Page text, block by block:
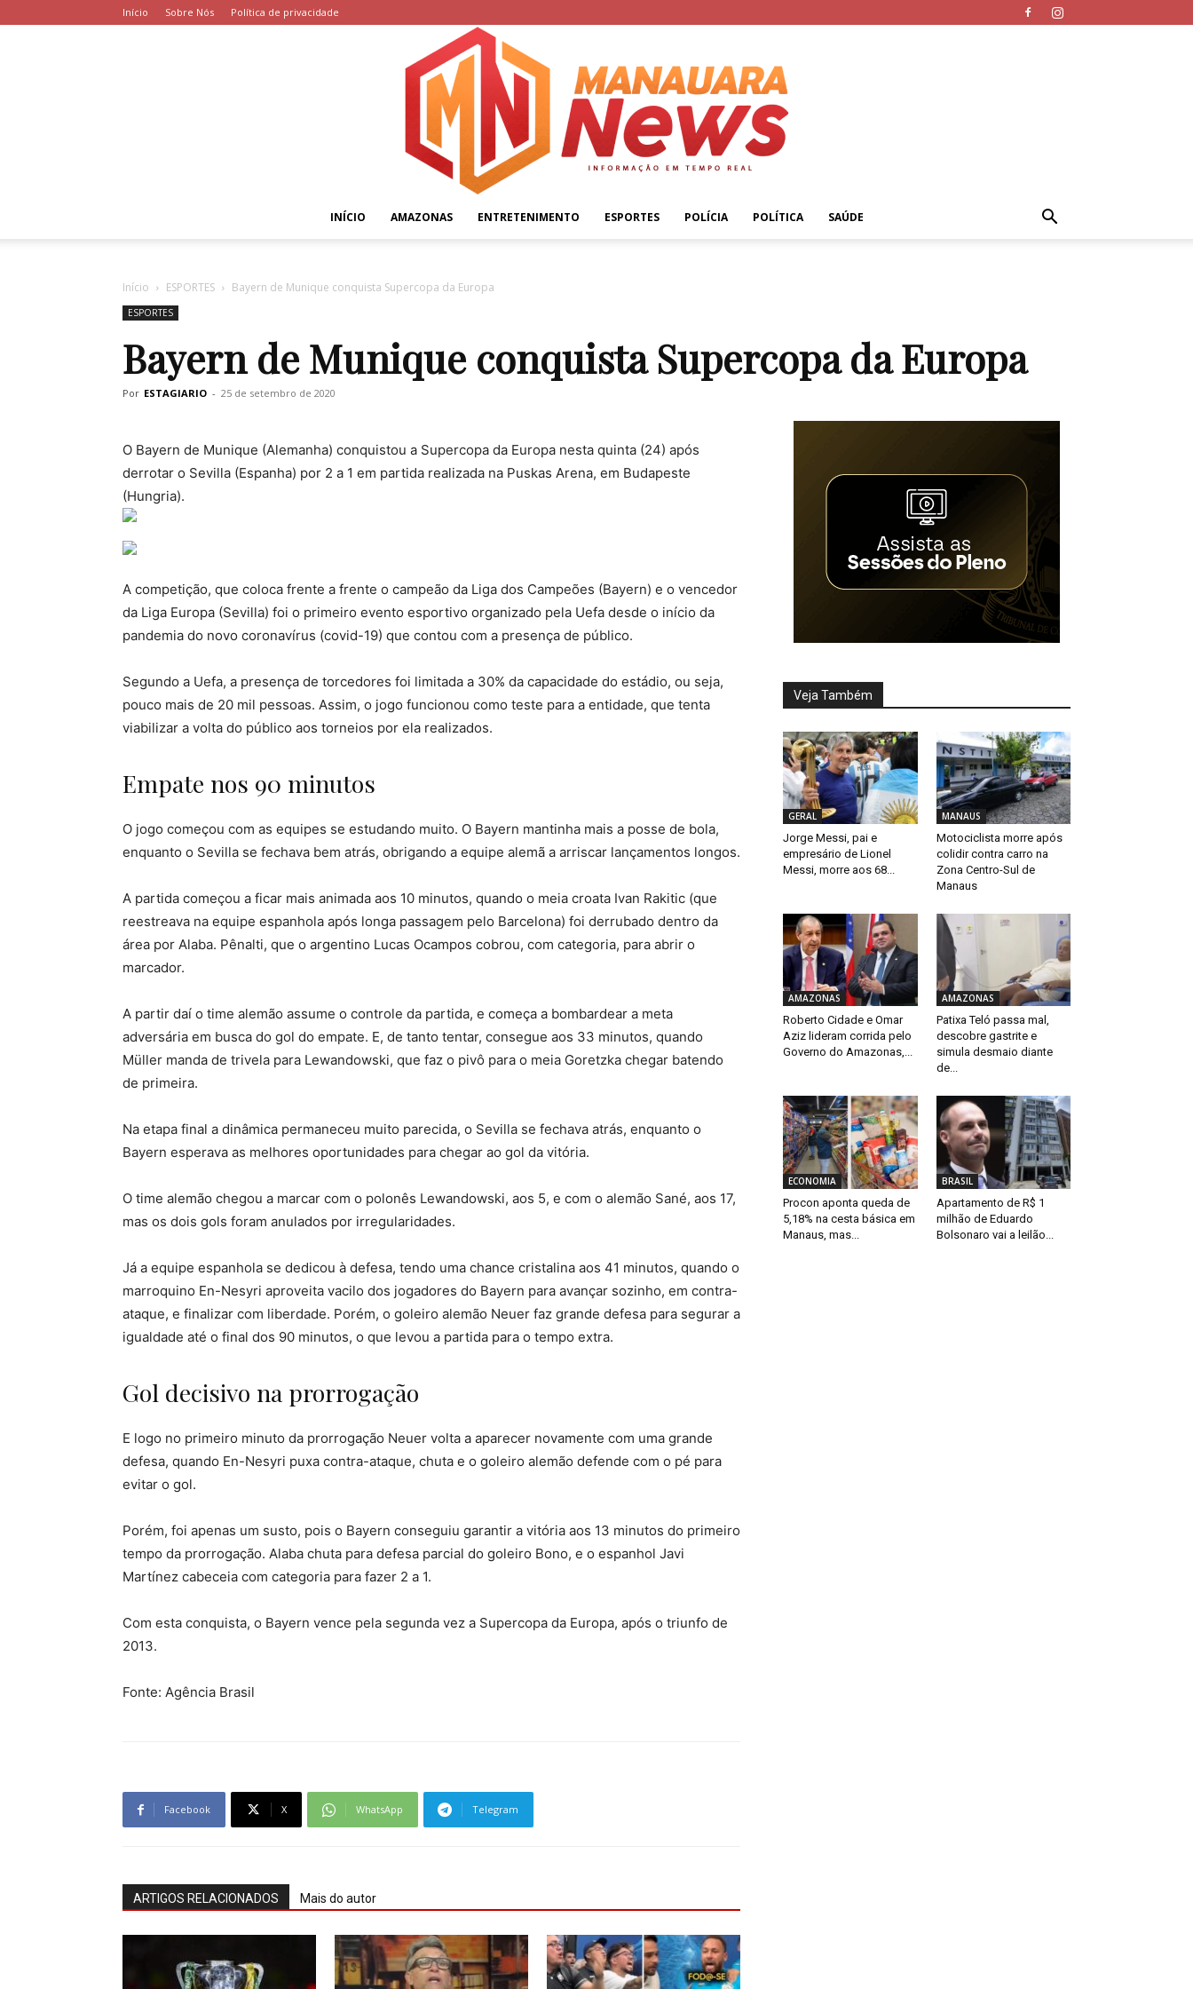
Início Sobre Nós Política de privacidade
News
INÍCIO AMAZONAS ENTRETENIMENTO ESPORTES POLÍCIA POLÍTICA SAÚDE
Início ESPORTES Bayern de Munique conquista Supercopa da Europa
ESPORTES
Bayern de Munique conquista Supercopa da Europa
Por ESTAGIARIO - 25 de setembro de 2020
O Bayern de Munique (Alemanha) conquistou a Supercopa da Europa nesta quinta (24) após
derrotar o Sevilla (Espanha) por 2 a 1 em partida realizada na Puskas Arena, em Budapeste
(Hungria).
A competição, que coloca frente a frente o campeão da Liga dos Campeões (Bayern) e o vencedor
da Liga Europa (Sevilla) foi o primeiro evento esportivo organizado pela Uefa desde o início da
pandemia do novo coronavírus (covid-19) que contou com a presença de público.
Segundo a Uefa, a presença de torcedores foi limitada a 30% da capacidade do estádio, ou seja,
pouco mais de 20 mil pessoas. Assim, o jogo funcionou como teste para a entidade, que tenta
viabilizar a volta do público aos torneios por ela realizados.
Empate nos 90 minutos
O jogo começou com as equipes se estudando muito. O Bayern mantinha mais a posse de bola,
enquanto o Sevilla se fechava bem atrás, obrigando a equipe alemã a arriscar lançamentos longos.
A partida começou a ficar mais animada aos 10 minutos, quando o meia croata Ivan Rakitic (que
reestreava na equipe espanhola após longa passagem pelo Barcelona) foi derrubado dentro da
área por Alaba. Pênalti, que o argentino Lucas Ocampos cobrou, com categoria, para abrir o
marcador.
A partir daí o time alemão assume o controle da partida, e começa a bombardear a meta
adversária em busca do gol do empate. E, de tanto tentar, consegue aos 33 minutos, quando
Müller manda de trivela para Lewandowski, que faz o pivô para o meia Goretzka chegar batendo
de primeira.
Na etapa final a dinâmica permaneceu muito parecida, o Sevilla se fechava atrás, enquanto o
Bayern esperava as melhores oportunidades para chegar ao gol da vitória.
O time alemão chegou a marcar com o polonês Lewandowski, aos 5, e com o alemão Sané, aos 17,
mas os dois gols foram anulados por irregularidades.
Já a equipe espanhola se dedicou à defesa, tendo uma chance cristalina aos 41 minutos, quando o
marroquino En-Nesyri aproveita vacilo dos jogadores do Bayern para avançar sozinho, em contra-
ataque, e finalizar com liberdade. Porém, o goleiro alemão Neuer faz grande defesa para segurar a
igualdade até o final dos 90 minutos, o que levou a partida para o tempo extra.
Gol decisivo na prorrogação
E logo no primeiro minuto da prorrogação Neuer volta a aparecer novamente com uma grande
defesa, quando En-Nesyri puxa contra-ataque, chuta e o goleiro alemão defende com o pé para
evitar o gol.
Porém, foi apenas um susto, pois o Bayern conseguiu garantir a vitória aos 13 minutos do primeiro
tempo da prorrogação. Alaba chuta para defesa parcial do goleiro Bono, e o espanhol Javi
Martínez cabeceia com categoria para fazer 2 a 1.
Com esta conquista, o Bayern vence pela segunda vez a Supercopa da Europa, após o triunfo de
2013.
Fonte: Agência Brasil
Facebook X WhatsApp Telegram
ARTIGOS RELACIONADOS Mais do autor
Veja Também
GERAL
Jorge Messi, pai e
empresário de Lionel
Messi, morre aos 68...
MANAUS
Motociclista morre após
colidir contra carro na
Zona Centro-Sul de
Manaus
AMAZONAS
Roberto Cidade e Omar
Aziz lideram corrida pelo
Governo do Amazonas,...
AMAZONAS
Patixa Teló passa mal,
descobre gastrite e
simula desmaio diante
de...
ECONOMIA
Procon aponta queda de
5,18% na cesta básica em
Manaus, mas...
BRASIL
Apartamento de R$ 1
milhão de Eduardo
Bolsonaro vai a leilão...